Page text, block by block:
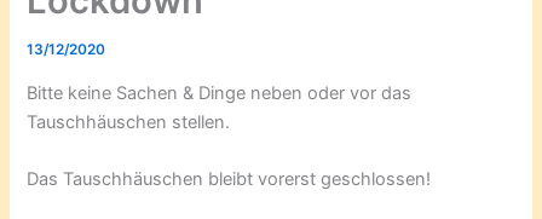
13/12/2020
Bitte keine Sachen & Dinge neben oder vor das
Tauschhäuschen stellen.
Das Tauschhäuschen bleibt vorerst geschlossen!